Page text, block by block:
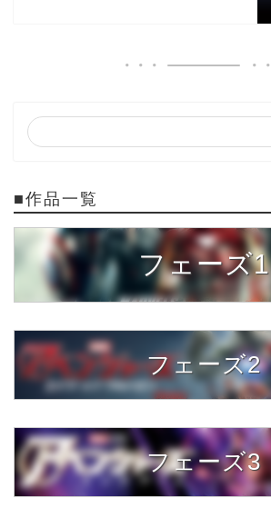
■作品一覧
フェーズ1
フェーズ2
フェーズ3